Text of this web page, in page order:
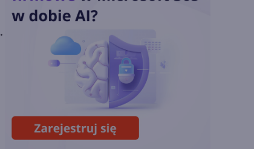
chmury. Microsoft
ogłasza znakomite
wyniki i
superaplikację
Sztuczna inteligencja
wspiera odkrycia
naukowe. OpenAI
startuje z nowym